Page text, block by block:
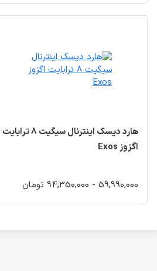
هارد دیسک اینترنال سیگیت 8 ترابایت
اگزوز Exos
59,990,000 - 94,350,000 تومان